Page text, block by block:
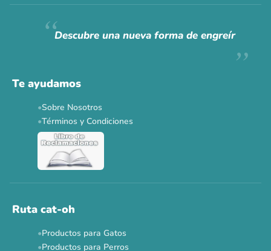
Descubre una nueva forma de engreír
Te ayudamos
Sobre Nosotros
Términos y Condiciones
Ruta cat-oh
Productos para Gatos
Productos para Perros